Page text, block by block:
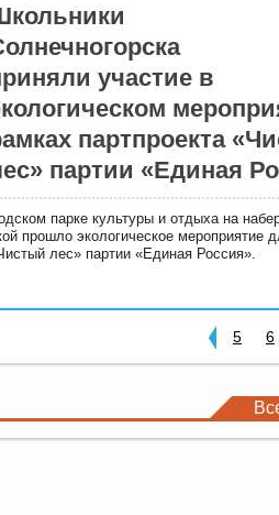
участие в
партпроекта
партии «Единая
парке культуры и отдыха на
прошло экологическое мероприятие
лес» партии «Единая Россия».
5 6